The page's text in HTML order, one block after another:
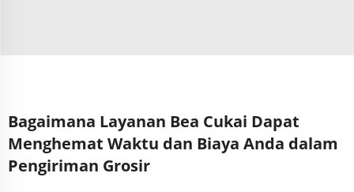
Bagaimana Layanan Bea Cukai Dapat
Menghemat Waktu dan Biaya Anda dalam
Pengiriman Grosir